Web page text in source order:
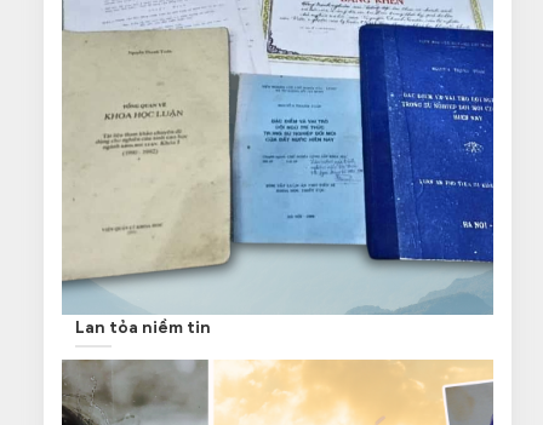
Lan tỏa niềm tin